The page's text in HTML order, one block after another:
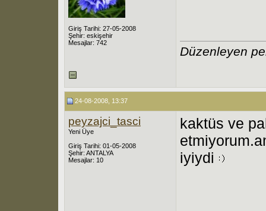
Giriş Tarihi: 27-05-2008
Şehir: eskişehir
Mesajlar: 742
Düzenleyen
24-08-2008, 13:37
peyzajci_tasci
Yeni Üye
Giriş Tarihi: 01-05-2008
Şehir: ANTALYA
Mesajlar: 10
kaktüs ve
iyiydi